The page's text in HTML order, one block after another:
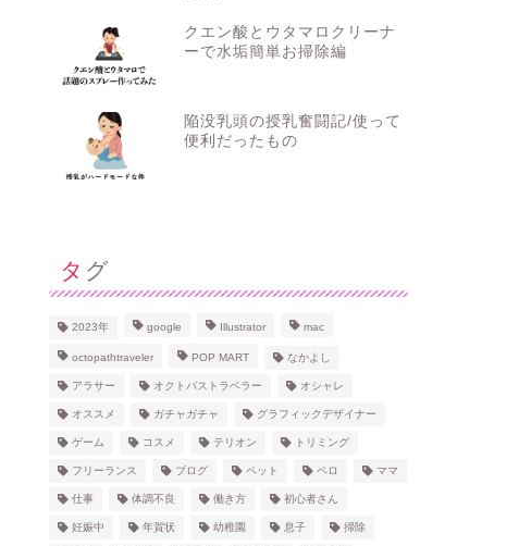
クエン酸とウタマロクリーナ
ーで水垢簡単お掃除編
陥没乳頭の授乳奮闘記/使って
便利だったもの
タグ
2023年 google Illustrator mac
octopathtraveler POP MART なかよし
アラサー オクトパストラベラー オシャレ
オススメ ガチャガチャ グラフィックデザイナー
ゲーム コスメ テリオン トリミング
フリーランス ブログ ペット ペロ ママ
仕事 体調不良 働き方 初心者さん
妊娠中 年賀状 幼稚園 息子 掃除